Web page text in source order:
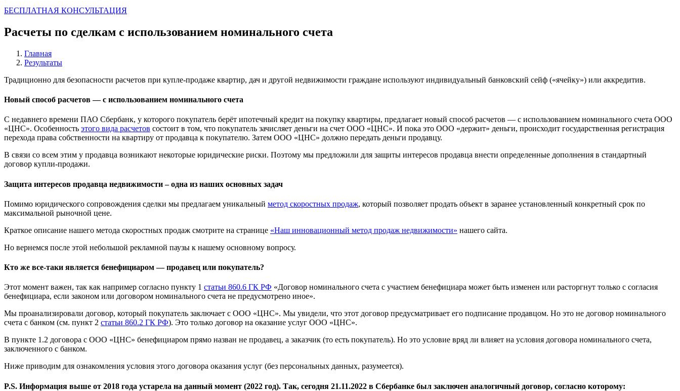
БЕСПЛАТНАЯ КОНСУЛЬТАЦИЯ
Расчеты по сделкам с использованием номинального счета
Главная
Результаты
Традиционно для безопасности расчетов при купле-продаже квартир, дач и другой недвижимости граждане используют индивидуальный банковский сейф («ячейку») или аккредитив.
Новый способ расчетов — с использованием номинального счета
С недавнего времени ПАО Сбербанк, у которого покупатель берёт ипотечный кредит на покупку квартиры, предлагает новый способ расчетов — с использованием номинального счета ООО
«ЦНС». Особенность этого вида расчетов состоит в том, что покупатель зачисляет деньги на счет ООО «ЦНС». И пока это ООО «держит» деньги, происходит государственная регистрация
перехода права собственности на квартиру от продавца к покупателю. Затем ООО «ЦНС» должно передать деньги продавцу.
В связи со всем этим у продавца возникают некоторые юридические риски. Поэтому мы предложили для защиты интересов продавца внести определенные дополнения в стандартный
договор купли-продажи.
Защита интересов продавца недвижимости – одна из наших основных задач
Помимо юридического сопровождения сделки мы предлагаем уникальный метод скоростных продаж, который позволяет продать объект в заранее установленный конкретный срок по
максимальной рыночной цене.
Краткое описание нашего метода скоростных продаж смотрите на странице «Наш инновационный метод продаж недвижимости» нашего сайта.
Но вернемся после этой небольшой рекламной паузы к нашему основному вопросу.
Кто же все-таки является бенефициаром — продавец или покупатель?
Этот момент важен, так как например согласно пункту 1 статьи 860.6 ГК РФ «Договор номинального счета с участием бенефициара может быть изменен или расторгнут только с согласия
бенефициара, если законом или договором номинального счета не предусмотрено иное».
Мы проанализировали договор, который покупатель заключает с ООО «ЦНС». Мы увидели, что этот договор предусматривает его подписание продавцом. Но это не договор номинального
счета с банком (см. пункт 2 статьи 860.2 ГК РФ). Это только договор на оказание услуг ООО «ЦНС».
В пункте 1.2 договора с ООО «ЦНС» бенефициаром прямо назван не продавец, а заказчик (то есть покупатель). Но это условие вряд ли влияет на условия договора номинального счета,
заключенного с банком.
Ниже приводим для ознакомления условия этого договора оказания услуг (без персональных данных, разумеется).
P.S. Информация выше от 2018 года устарела на данный момент (2022 год). Так, сегодня 21.11.2022 в Сбербанке был заключен аналогичный договор, согласно которому: